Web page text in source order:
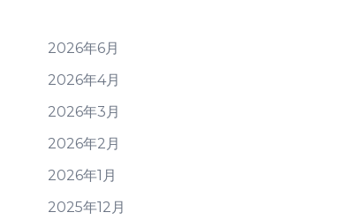
2026年6月
2026年4月
2026年3月
2026年2月
2026年1月
2025年12月